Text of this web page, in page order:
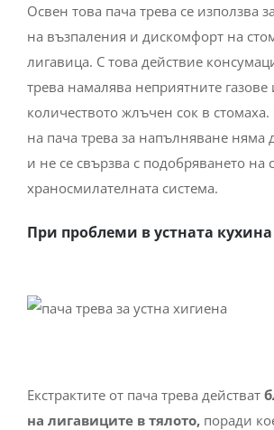
Освен това пача трева се използва
на възпаления и дискомфорт на
лигавица. С това действие
трева намалява неприятните газове
количеството жлъчен сок в
на пача трева за напълняване няма
и не се свързва с подобряването на
храносмилателната система.
При проблеми в устната кухина
Екстрактите от пача трева действат
на лигавиците в тялото,поради